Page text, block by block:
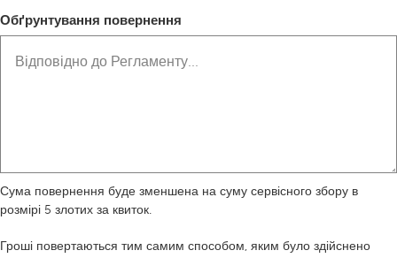
Обґрунтування повернення
Сума повернення буде зменшена на суму сервісного збору в
розмірі 5 злотих за квиток.
Гроші повертаються тим самим способом, яким було здійснено